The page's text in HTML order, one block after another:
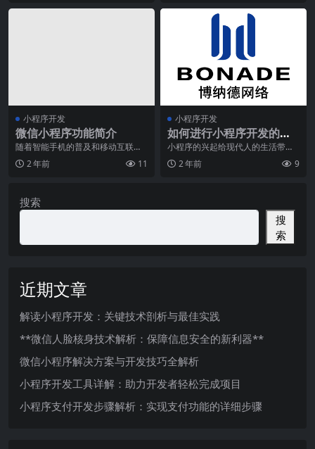
小程序开发
微信小程序功能简介
随着智能手机的普及和移动互联网
的飞速发展，移动应用程序成为了
我们日常生活中不可或
2 年前 11
小程序开发
如何进行小程序开发的团
队协作和管理
小程序的兴起给现代人的生活带来
了很多便利，也给企业和开发团队
带来了新的机遇。作为
2 年前 9
搜索
搜
索
近期文章
解读小程序开发：关键技术剖析与最佳实践
**微信人脸核身技术解析：保障信息安全的新利器**
微信小程序解决方案与开发技巧全解析
小程序开发工具详解：助力开发者轻松完成项目
小程序支付开发步骤解析：实现支付功能的详细步骤